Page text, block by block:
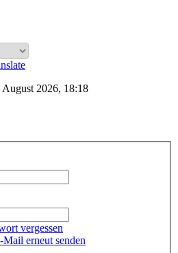
2026, 18:18
vergessen
erneut senden